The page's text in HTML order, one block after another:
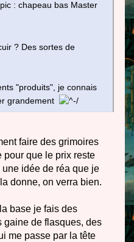
: chapeau bas Master
? Des sortes de
"produits", je connais
grandement
faire des grimoires
que le prix reste
une idée de réa que je
donne, on verra bien.
base je fais des
gaine de flasques, des
me passe par la tête